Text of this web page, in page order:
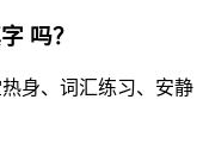
吗？
身、词汇练习、安静